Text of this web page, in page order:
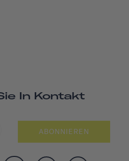
In Kontakt
ABONNIEREN